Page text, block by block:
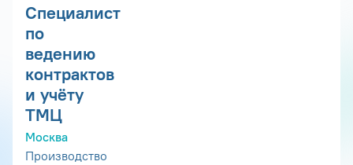
Специалист
по
ведению
контрактов
и учёту
ТМЦ
Москва
Производство